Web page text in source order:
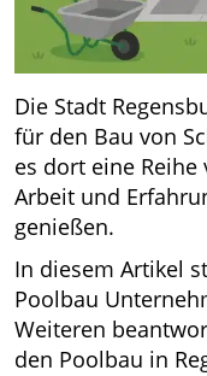
Die Stadt
für den Bau von
es dort eine
Arbeit und
genießen.
In diesem Artikel
Poolbau
Weiteren
den Poolbau in